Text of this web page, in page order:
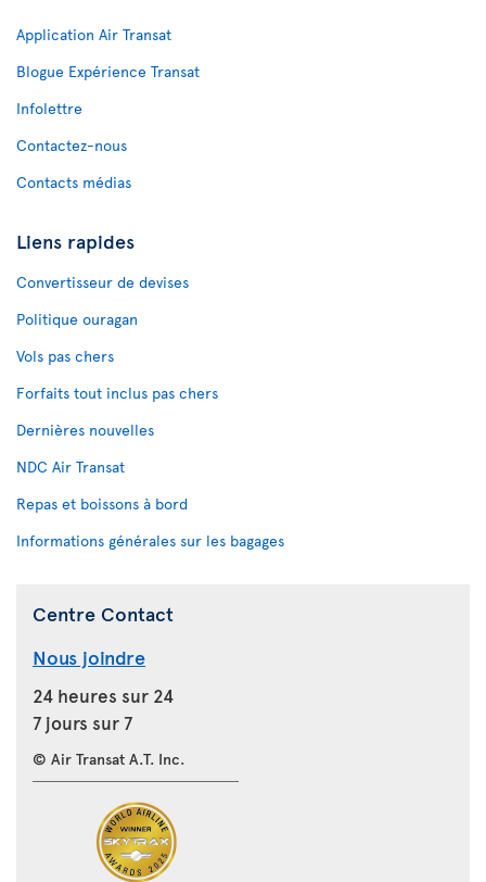
Application Air Transat
Blogue Expérience Transat
Infolettre
Contactez-nous
Contacts médias
Liens rapides
Convertisseur de devises
Politique ouragan
Vols pas chers
Forfaits tout inclus pas chers
Dernières nouvelles
NDC Air Transat
Repas et boissons à bord
Informations générales sur les bagages
Centre Contact
Nous joindre
24 heures sur 24
7 jours sur 7
© Air Transat A.T. Inc.